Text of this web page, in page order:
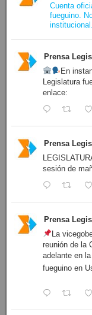
Cuenta
fueguino.
institucional.
Prensa
En
Legislatura
enlace:
Prensa
sesión de
Prensa
La
reunión de la
adelante en
fueguino en